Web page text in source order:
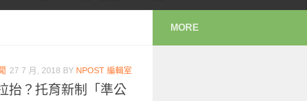
27 7 月, 2018 BY NPOST 編輯室
抬？托育新制「準公
MORE